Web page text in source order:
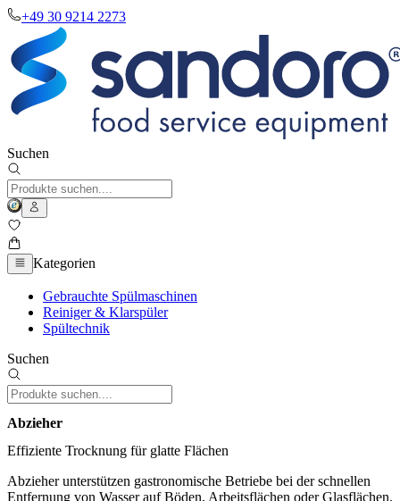
+49 30 9214 2273
Suchen
Kategorien
Gebrauchte Spülmaschinen
Reiniger & Klarspüler
Spültechnik
Suchen
Abzieher
Effiziente Trocknung für glatte Flächen
Abzieher unterstützen gastronomische Betriebe bei der schnellen
Entfernung von Wasser auf Böden, Arbeitsflächen oder Glasflächen.